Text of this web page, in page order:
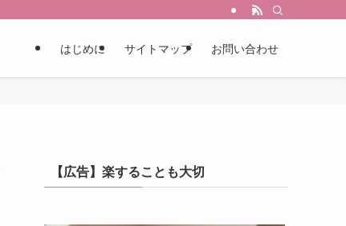
はじめに サイトマップ お問い合わせ
【広告】楽することも大切